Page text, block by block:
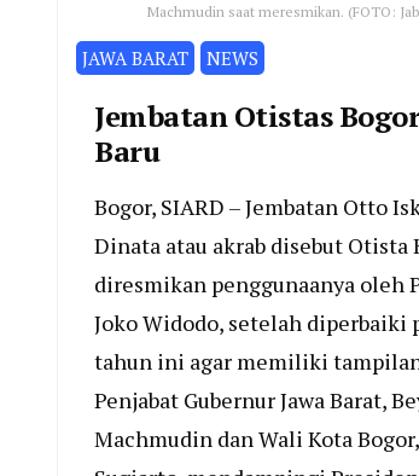
Machmudin saat meresmikan. (FOTO:
JAWA BARAT NEWS
Jembatan Otistas
Baru
Bogor, SIARD – Jembatan Otto
Dinata atau akrab disebut Otista
diresmikan penggunaanya oleh
Joko Widodo, setelah diperbaiki
tahun ini agar memiliki
Penjabat Gubernur Jawa Barat,
Machmudin dan Wali Kota